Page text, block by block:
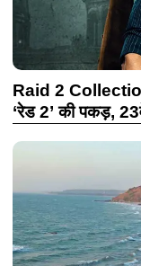
Raid 2
‘रेड 2’ की पकड़,